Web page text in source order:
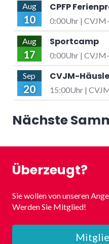
Aug
10
CPFP
0:00Uhr |
Aug
17
Sportcamp
0:00Uhr |
Sep
20
CVJM-
15:00Uhr |
Nächste
Überzeugt?
Sie wollen von unseren
Werden Sie Mitglied!